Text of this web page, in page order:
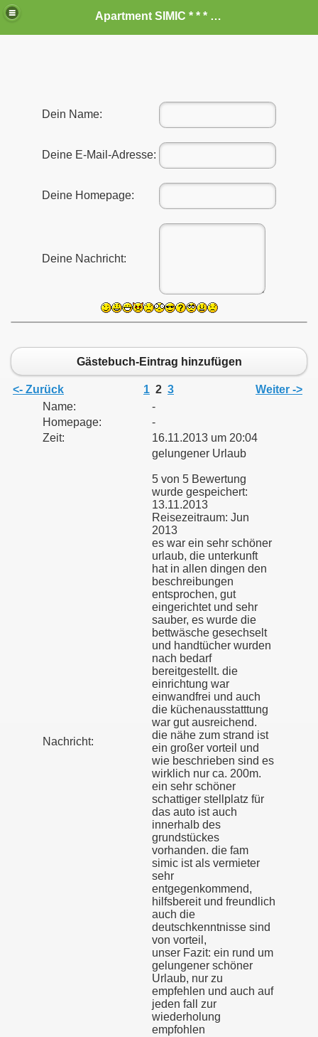
Apartment SIMIC * * * vom Privat zum vermieten
Dein Name:
Deine E-Mail-Adresse:
Deine Homepage:
Deine Nachricht:
Gästebuch-Eintrag hinzufügen
<- Zurück 1 2 3
Weiter ->
Name:
-
Homepage:
-
Zeit:
16.11.2013 um 20:04
Nachricht:
gelungener Urlaub
5 von 5 Bewertung
wurde gespeichert:
13.11.2013
Reisezeitraum: Jun
2013
es war ein sehr schöner
urlaub, die unterkunft
hat in allen dingen den
beschreibungen
entsprochen, gut
eingerichtet und sehr
sauber, es wurde die
bettwäsche gesechselt
und handtücher wurden
nach bedarf
bereitgestellt. die
einrichtung war
einwandfrei und auch
die küchenausstatttung
war gut ausreichend.
die nähe zum strand ist
ein großer vorteil und
wie beschrieben sind es
wirklich nur ca. 200m.
ein sehr schöner
schattiger stellplatz für
das auto ist auch
innerhalb des
grundstückes
vorhanden. die fam
simic ist als vermieter
sehr
entgegenkommend,
hilfsbereit und freundlich
auch die
deutschkenntnisse sind
von vorteil,
unser Fazit: ein rund um
gelungener schöner
Urlaub, nur zu
empfehlen und auch auf
jeden fall zur
wiederholung
empfohlen